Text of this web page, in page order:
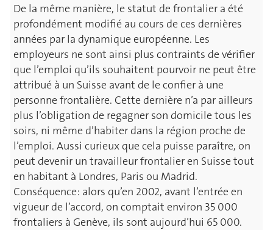
De la même manière, le statut de frontalier a été
profondément modifié au cours de ces dernières
années par la dynamique européenne. Les
employeurs ne sont ainsi plus contraints de vérifier
que l’emploi qu’ils souhaitent pourvoir ne peut être
attribué à un Suisse avant de le confier à une
personne frontalière. Cette dernière n’a par ailleurs
plus l’obligation de regagner son domicile tous les
soirs, ni même d’habiter dans la région proche de
l’emploi. Aussi curieux que cela puisse paraître, on
peut devenir un travailleur frontalier en Suisse tout
en habitant à Londres, Paris ou Madrid.
Conséquence: alors qu’en 2002, avant l’entrée en
vigueur de l’accord, on comptait environ 35 000
frontaliers à Genève, ils sont aujourd’hui 65 000.